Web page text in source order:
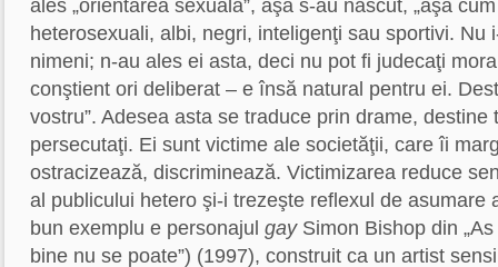
ales „orientarea sexuală”, aşa s-au născut, „aşa
heterosexuali, albi, negri, inteligenţi sau sportivi. Nu
nimeni; n-au ales ei asta, deci nu pot fi judecaţi
conştient ori deliberat – e însă natural pentru ei.
vostru”. Adesea asta se traduce prin drame,
persecutaţi. Ei sunt victime ale societăţii, care îi
ostracizează, discriminează. Victimizarea reduce
al publicului hetero şi-i trezeşte reflexul de asumare
bun exemplu e personajul gaySimon Bishop din „As
bine nu se poate”) (1997), construit ca un artist